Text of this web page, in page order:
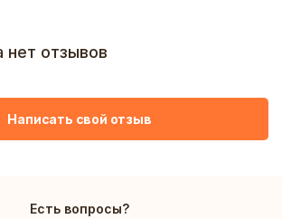
нет отзывов
Написать свой отзыв
Есть вопросы?